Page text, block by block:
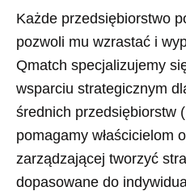
Każde przedsiębiorstwo
pozwoli mu wzrastać i
Qmatch specjalizujemy
wsparciu strategicznym
średnich przedsiębiorstw
pomagamy właścicielom
zarządzającej tworzyć
dopasowane do